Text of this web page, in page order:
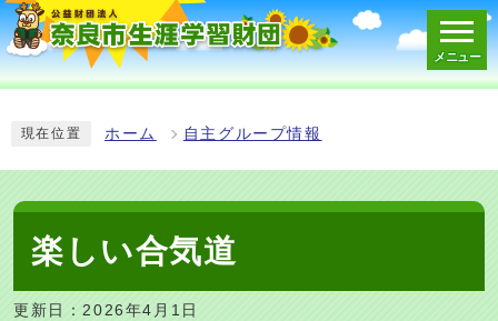
メニュー
現在位置 ホーム 自主グループ情報
楽しい合気道
更新日：2026年4月1日